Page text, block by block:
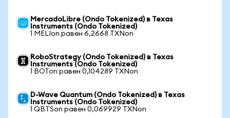
MercadoLibre (Ondo Tokenized) в Texas
Instruments (Ondo Tokenized)
1 MELIon равен 6,2668 TXNon
RoboStrategy (Ondo Tokenized) в Texas
Instruments (Ondo Tokenized)
1 BOTon равен 0,104289 TXNon
D-Wave Quantum (Ondo Tokenized) в Texas
Instruments (Ondo Tokenized)
1 QBTSon равен 0,069929 TXNon